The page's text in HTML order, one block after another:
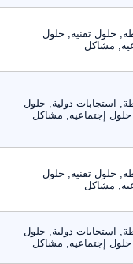
حلول تقنيه, حلول
مشاكل
استجابات دولية, حلول
إجتماعيه, مشاكل
حلول تقنيه, حلول
مشاكل
استجابات دولية, حلول
إجتماعيه, مشاكل